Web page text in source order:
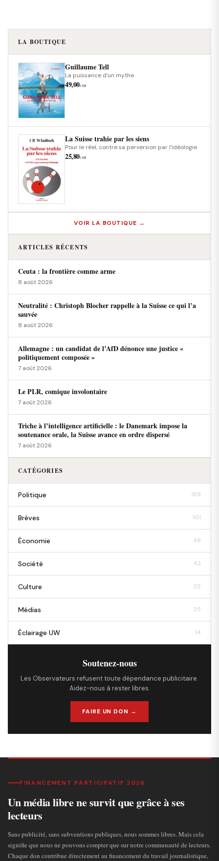
LA BOUTIQUE
Guillaume Tell
La puissance d'un mythe
49,00CHF
La Suisse trahie par les siens
Pour le réel, contre sa perversion par l'idéologie
25,80CHF
VOIR LA BOUTIQUE →
ARTICLES RÉCENTS
Ceuta : la frontière comme arme
8 août 2026
Neutralité : Christoph Blocher rappelle à la Suisse ce qui l’a
sauvée
8 août 2026
Allemagne : un candidat de l’AfD dénonce une justice «
politiquement composée »
7 août 2026
Le PLR, comique involontaire
7 août 2026
Triche à l’intelligence artificielle : le Danemark impose la
soutenance orale, la Suisse avance en ordre dispersé
7 août 2026
CATÉGORIES
Politique 189
Brèves 101
Économie 48
Société 43
Culture 25
Médias 25
Éclairage UW 14
Soutenez-nous
Les Observateurs refusent toute dépendance publicitaire.
Aidez-nous à rester libres.
FAIRE UN DON →
FINANCEMENT PARTICIPATIF 2026
Un média libre ne survit que grâce à ses
lecteurs
Sans publicité, sans subventions publiques, nous sommes libres. Mais cela
signifie que nous ne pouvons compter que sur notre communauté de lecteurs.
Chaque don contribue directement au financement du travail journalistique,